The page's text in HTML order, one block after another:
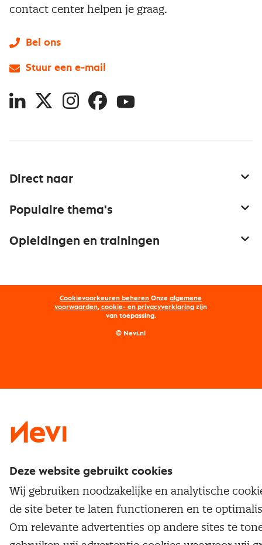
Direct naar
Netwerk en communities
Word lid van Nevi
Nevi PMI®
Populaire thema's
Onderhandelen
Opleidingen en trainingen
Opleidingen
Maatwerk
contact center helpen je graag.
Bel ons
Stuur een e-mail
LinkedIn
X InstagramFacebookYouTube
Cookievoorkeuren beheren Onzealgemene
voorwaarden, cookie- en privacyverklaring zijn
van toepassing.
© Nevi.nl
Deze website gebruikt cookies
Wij gebruiken noodzakelijke en analytische
de site beter te laten functioneren en te
Om relevante advertenties op andere sites te